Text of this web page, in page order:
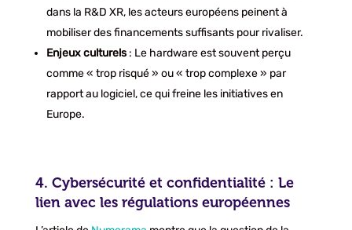
dans la R&D XR, les acteurs européens peinent à
mobiliser des financements suffisants pour rivaliser.
Enjeux culturels: Le hardware est souvent perçu
comme « trop risqué » ou « trop complexe » par
rapport au logiciel, ce qui freine les initiatives en
Europe.
4. Cybersécurité et confidentialité : Le
lien avec les régulations européennes